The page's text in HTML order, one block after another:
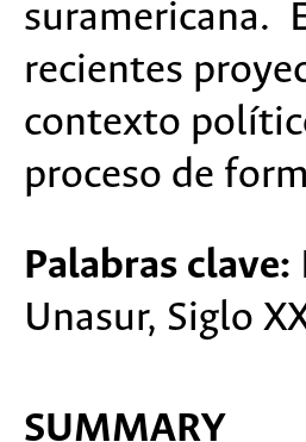
suramericana.
recientes
contexto
proceso de
Palabras clave:
Unasur, Siglo
SUMMARY